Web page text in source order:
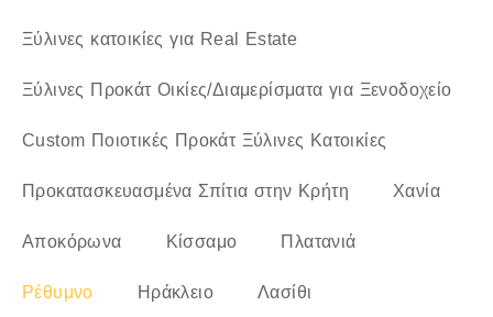
Ξύλινες κατοικίες για Real Estate
Ξύλινες Προκάτ Οικίες/Διαμερίσματα για Ξενοδοχείο
Custom Ποιοτικές Προκάτ Ξύλινες Κατοικίες
Προκατασκευασμένα Σπίτια στην Κρήτη Χανία
Αποκόρωνα Κίσσαμο Πλατανιά
Ρέθυμνο Ηράκλειο Λασίθι